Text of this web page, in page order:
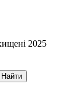
2025